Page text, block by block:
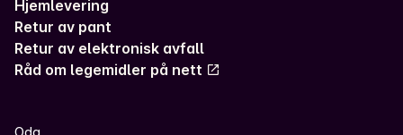
Hjemlevering
Retur av pant
Retur av elektronisk avfall
Råd om legemidler på nett
Oda